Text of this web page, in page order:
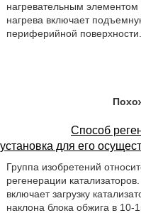
нагревательным
нагрева включает
периферийной поверхности.
Способ
установка для его
Группа изобретений
регенерации
включает загрузку
наклона блока обжига в 10-